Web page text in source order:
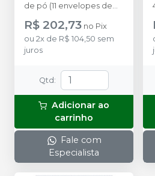
de pó (11 envelopes de
90g) + Begosol HE 225 ml
R$ 202,73 no Pix
ou 2x de R$ 104,50 sem
juros
Qtd :
Adicionar ao
carrinho
Fale com
Especialista